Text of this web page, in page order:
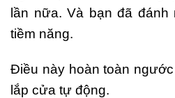
lần nữa. Và bạn đã đánh
tiềm năng.
Điều này hoàn toàn
lắp cửa tự động.